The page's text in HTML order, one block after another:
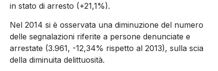
in stato di arresto (+21,1%).
Nel 2014 si è osservata una diminuzione del numero
delle segnalazioni riferite a persone denunciate e
arrestate (3.961, -12,34% rispetto al 2013), sulla scia
della diminuita delittuosità.